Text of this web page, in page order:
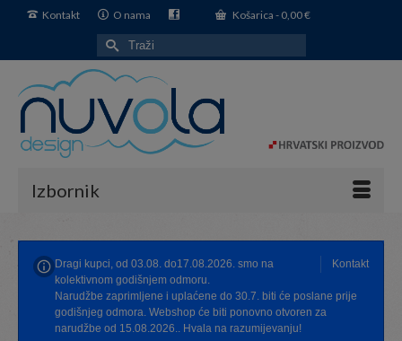
Kontakt O nama Košarica - 0,00€
Search
for:
Izbornik
Kontakt
Dragi kupci, od 03.08. do17.08.2026. smo na
kolektivnom godišnjem odmoru.
Narudžbe zaprimljene i uplaćene do 30.7. biti će poslane prije
godišnjeg odmora. Webshop će biti ponovno otvoren za
narudžbe od 15.08.2026.. Hvala na razumijevanju!